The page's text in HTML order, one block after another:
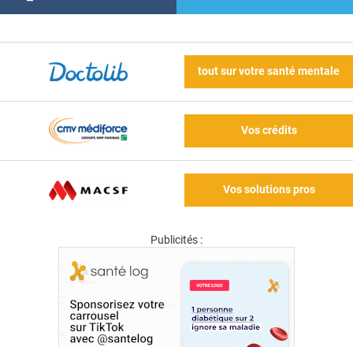
tout sur votre santé mentale
Vos crédits
Vos solutions pros
Publicités :